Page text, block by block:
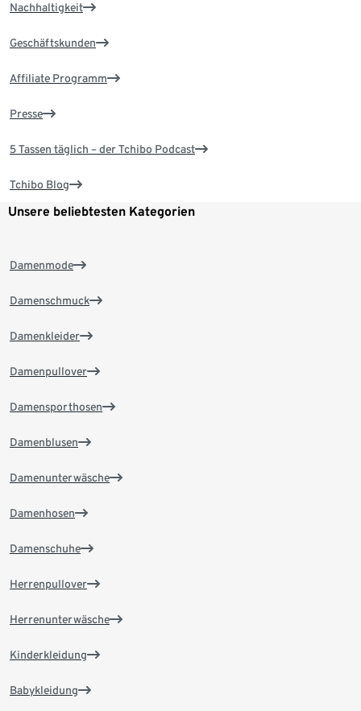
Nachhaltigkeit
Geschäftskunden
Affiliate Programm
Presse
5 Tassen täglich – der Tchibo Podcast
Tchibo Blog
Unsere beliebtesten Kategorien
Damenmode
Damenschmuck
Damenkleider
Damenpullover
Damensporthosen
Damenblusen
Damenunterwäsche
Damenhosen
Damenschuhe
Herrenpullover
Herrenunterwäsche
Kinderkleidung
Babykleidung